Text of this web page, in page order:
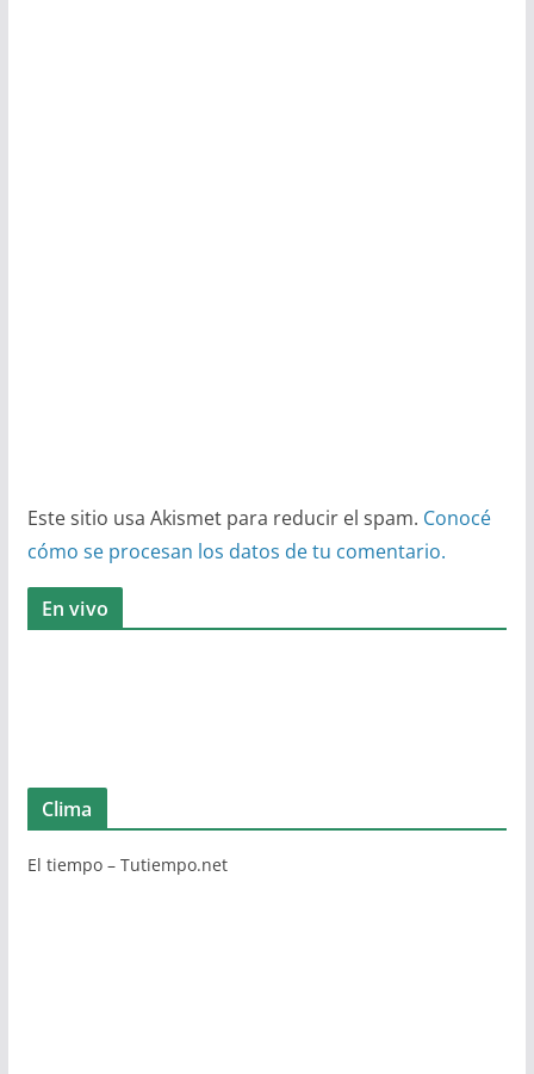
Este sitio usa Akismet para reducir el spam. Conocé
cómo se procesan los datos de tu comentario.
En vivo
Clima
El tiempo – Tutiempo.net